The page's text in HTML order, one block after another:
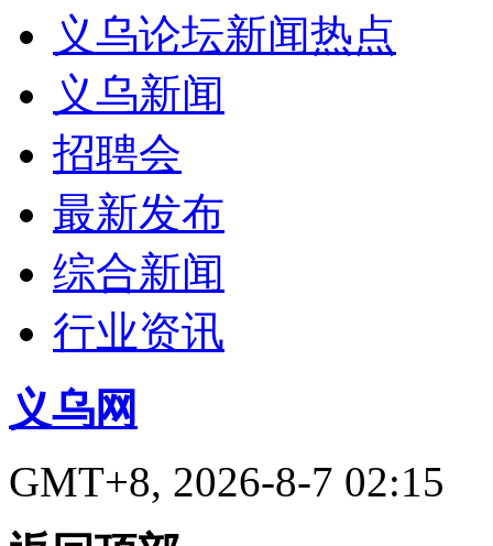
义乌论坛新闻热点
义乌新闻
招聘会
最新发布
综合新闻
行业资讯
义乌网
GMT+8, 2026-8-7 02:15